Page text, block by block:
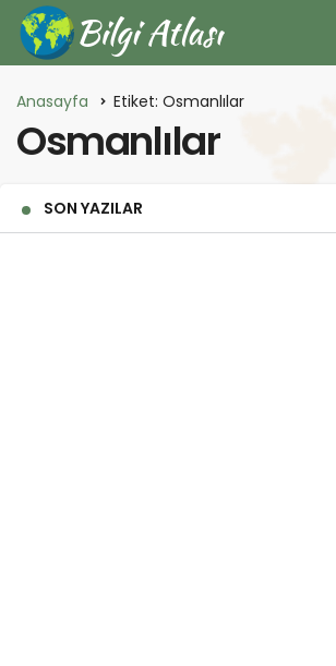
Anasayfa Etiket: Osmanlılar
Osmanlılar
SON YAZILAR